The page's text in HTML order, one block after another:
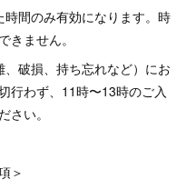
間のみ有効になります。時
きません。
破損、持ち忘れなど）にお
行わず、11時〜13時のご入
さい。
＞